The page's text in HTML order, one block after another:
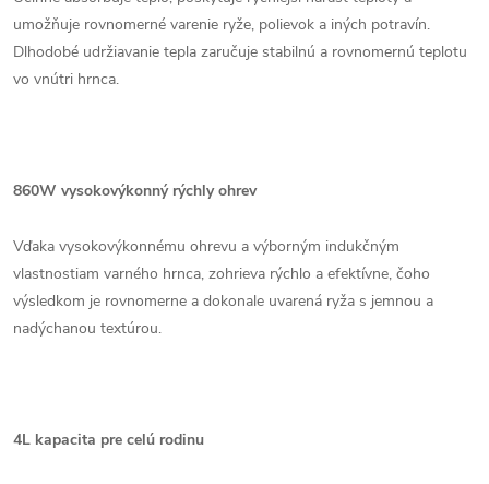
umožňuje rovnomerné varenie ryže, polievok a iných potravín.
Dlhodobé udržiavanie tepla zaručuje stabilnú a rovnomernú teplotu
vo vnútri hrnca.
860W vysokovýkonný rýchly ohrev
Vďaka vysokovýkonnému ohrevu a výborným indukčným
vlastnostiam varného hrnca, zohrieva rýchlo a efektívne, čoho
výsledkom je rovnomerne a dokonale uvarená ryža s jemnou a
nadýchanou textúrou.
4L kapacita pre celú rodinu